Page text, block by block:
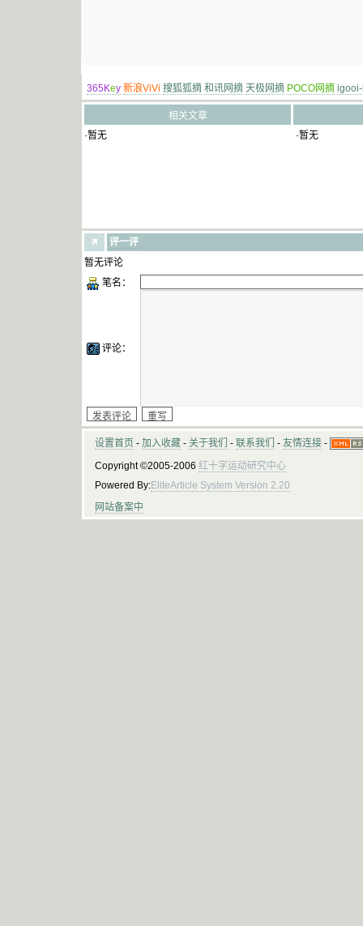
365Key 新浪ViVi 搜狐狐摘 和讯网摘 天极网摘 POCO网摘
相关文章
·暂无
·暂无
评一评
暂无评论
笔名：
评论：
设置首页 - 加入收藏 - 关于我们 - 联系我们 - 友情连接 -
Copyright ©2005-2006 红十字运动研究中心
Powered By:EliteArticle System Version 2.20
网站备案中